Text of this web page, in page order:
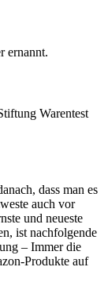
ernannt.
Warentest
dass man es
auch vor
und neueste
ist nachfolgende
– Immer die
Produkte auf